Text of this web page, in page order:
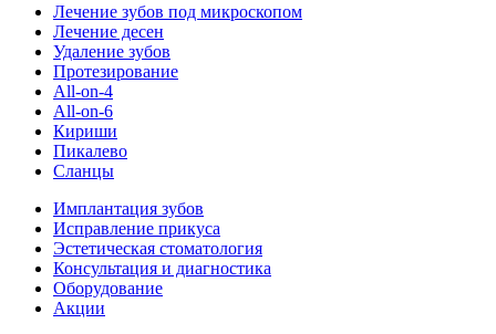
Лечение зубов под микроскопом
Лечение десен
Удаление зубов
Протезирование
All-on-4
All-on-6
Кириши
Пикалево
Сланцы
Имплантация зубов
Исправление прикуса
Эстетическая стоматология
Консультация и диагностика
Оборудование
Акции